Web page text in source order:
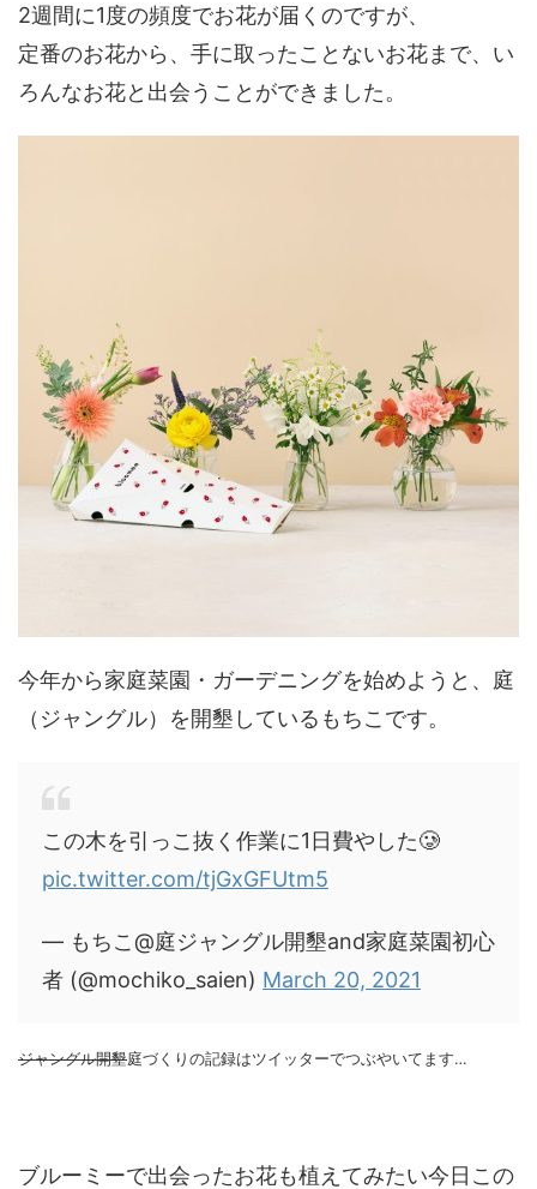
2週間に1度の頻度でお花が届くのですが、
定番のお花から、手に取ったことないお花まで、い
ろんなお花と出会うことができました。
今年から家庭菜園・ガーデニングを始めようと、庭
（ジャングル）を開墾しているもちこです。
この木を引っこ抜く作業に1日費やした🥲
pic.twitter.com/tjGxGFUtm5
— もちこ@庭ジャングル開墾and家庭菜園初心
者 (@mochiko_saien) March 20, 2021
ジャングル開墾庭づくりの記録はツイッターでつぶやいてます…
ブルーミーで出会ったお花も植えてみたい今日この